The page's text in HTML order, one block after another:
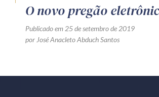
O novo pregão
Publicado em 25 de setembro de 2019
por José Anacleto Abduch Santos